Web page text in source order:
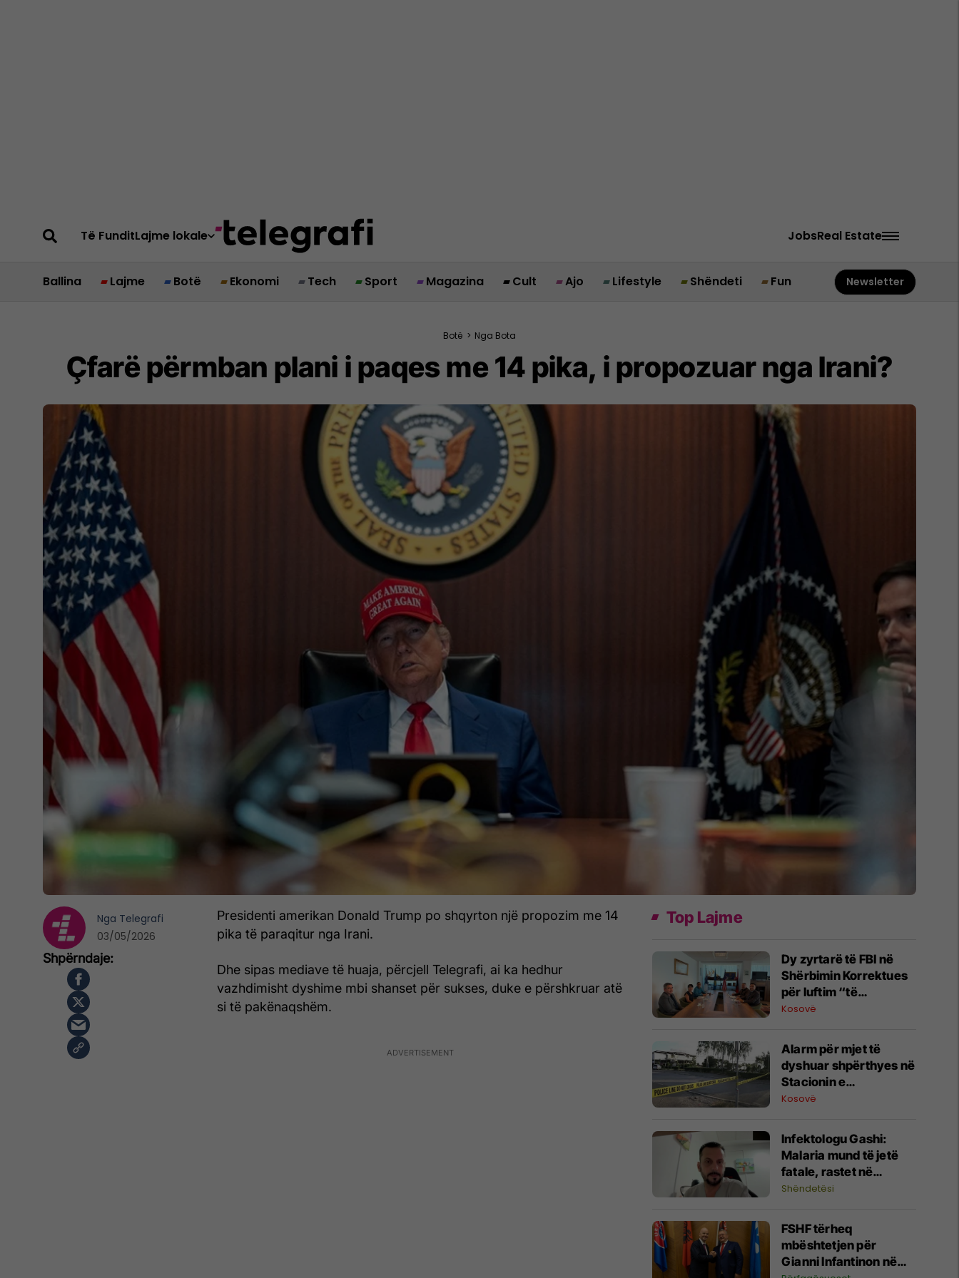
Të FunditLajme lokale JobsReal Estate
Ballina Lajme Botë Ekonomi Tech Sport Magazina Cult Ajo Lifestyle Shëndeti Fun Newsletter
Botë > Nga Bota
Çfarë përmban plani i paqes me 14 pika, i propozuar nga Irani?
Presidenti amerikan Donald Trump po shqyrton një propozim me 14
pika të paraqitur nga Irani.
Dhe sipas mediave të huaja, përcjell Telegrafi, ai ka hedhur
vazhdimisht dyshime mbi shanset për sukses, duke e përshkruar atë
si të pakënaqshëm.
Nga Telegrafi
03/05/2026
Top Lajme
Dy zyrtarë të FBI në
Shërbimin Korrektues
për luftim “të
terrorizmit dhe
Kosovë
Alarm për mjet të
dyshuar shpërthyes në
Stacionin e
Autobusëve në
vendngjarje
Kosovë
​Infektologu Gashi:
Malaria mund të jetë
fatale, rastet në
Kosovë janë të
Shëndetësi
FSHF tërheq
mbështetjen për
Gianni Infantinon në